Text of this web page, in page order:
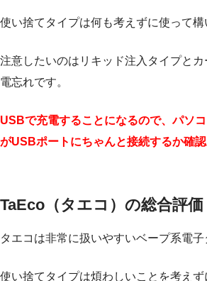
使い捨てタイプは何も考えずに使って構
注意したいのはリキッド注入タイプと
電忘れです。
USBで充電することになるので、パソ
がUSBポートにちゃんと接続するか確認
TaEco（タエコ）の総合評価
タエコは非常に扱いやすいベープ系電子
使い捨てタイプは煩わしいことを考えず